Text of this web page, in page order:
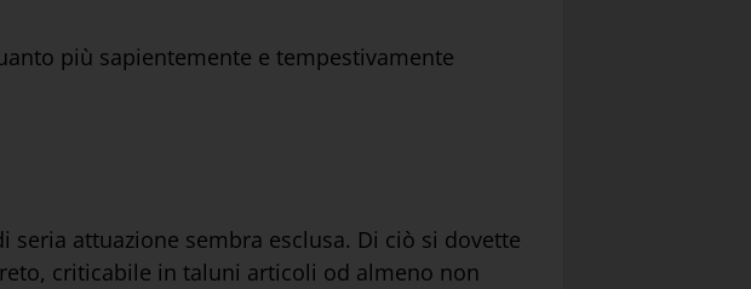
più sapientemente e tempestivamente
attuazione sembra esclusa. Di ciò si dovette
criticabile in taluni articoli od almeno non